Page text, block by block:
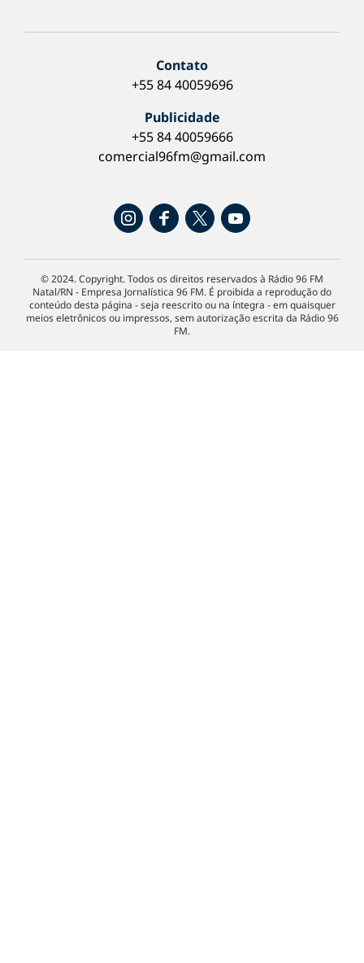
Contato
+55 84 40059696
Publicidade
+55 84 40059666
comercial96fm@gmail.com
© 2024. Copyright. Todos os direitos reservados à Rádio 96 FM
Natal/RN - Empresa Jornalística 96 FM. É proibida a reprodução do
conteúdo desta página - seja reescrito ou na íntegra - em quaisquer
meios eletrônicos ou impressos, sem autorização escrita da Rádio 96
FM.